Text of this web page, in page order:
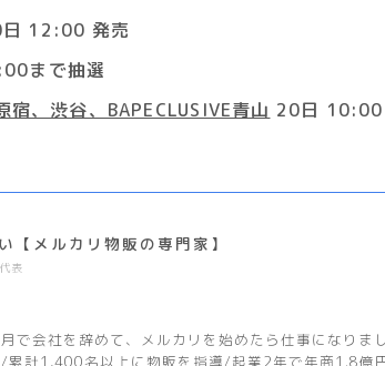
12:00 発売
まで抽選
宿、渋谷、BAPECLUSIVE青山 20日 10:00
【メルカリ物販の専門家】
表
で会社を辞めて、メルカリを始めたら仕事になりま
累計1,400名以上に物販を指導/起業2年で年商1.8億